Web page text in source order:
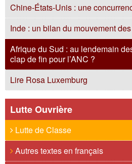
Chine-États-Unis : une
Inde : un bilan du mouvement
Afrique du Sud : au lendemain
clap de fin pour l’ANC ?
Lire Rosa Luxemburg
Lutte Ouvrière
Lutte de Classe
Autres textes en français